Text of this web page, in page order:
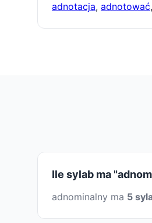
adnotacja, adnotować,
Ile sylab ma
adnominalny ma 5